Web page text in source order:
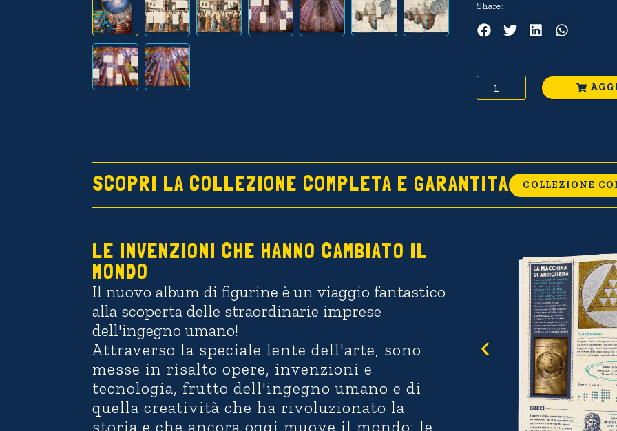
Share:
SCOPRI LA COLLEZIONE COMPLETA E GARANTITA COLLEZIONE
LE INVENZIONI CHE HANNO CAMBIATO IL
MONDO
Il nuovo album di figurine è un viaggio fantastico
alla scoperta delle straordinarie imprese
dell'ingegno umano!
Attraverso la speciale lente dell'arte, sono
messe in risalto opere, invenzioni e
tecnologia, frutto dell'ingegno umano e di
quella creatività che ha rivoluzionato la
storia e che ancora oggi muove il mondo: le